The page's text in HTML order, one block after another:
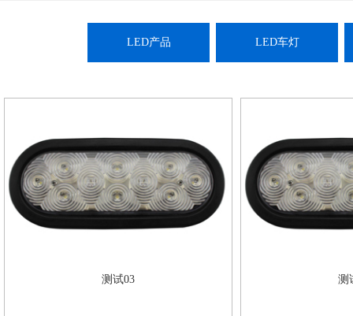
LED产品 LED车灯
测试03 测